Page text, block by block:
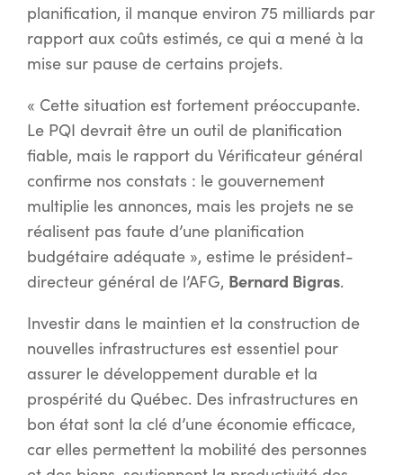
planification, il manque environ 75 milliards par
rapport aux coûts estimés, ce qui a mené à la
mise sur pause de certains projets.
« Cette situation est fortement préoccupante.
Le PQI devrait être un outil de planification
fiable, mais le rapport du Vérificateur général
confirme nos constats : le gouvernement
multiplie les annonces, mais les projets ne se
réalisent pas faute d’une planification
budgétaire adéquate », estime le président-
directeur général de l’AFG, Bernard Bigras.
Investir dans le maintien et la construction de
nouvelles infrastructures est essentiel pour
assurer le développement durable et la
prospérité du Québec. Des infrastructures en
bon état sont la clé d’une économie efficace,
car elles permettent la mobilité des personnes